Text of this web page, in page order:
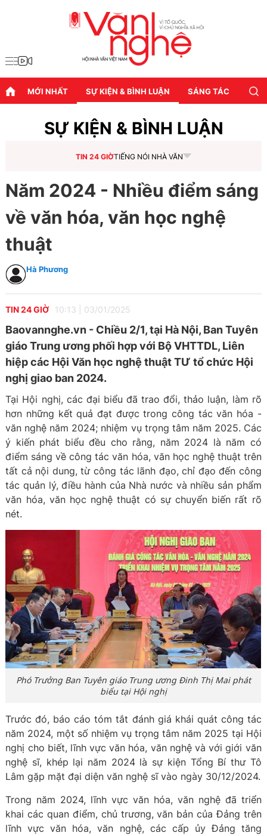
MỚI NHẤT SỰ KIỆN & BÌNH LUẬN SÁNG TÁC
SỰ KIỆN & BÌNH LUẬN
TIN 24 GIỜTIẾNG NÓI NHÀ VĂN
Năm 2024 - Nhiều điểm sáng
về văn hóa, văn học nghệ
thuật
Hà Phương
TIN 24 GIỜ 10:13 03/01/2025
Baovannghe.vn - Chiều 2/1, tại Hà Nội, Ban Tuyên
giáo Trung ương phối hợp với Bộ VHTTDL, Liên
hiệp các Hội Văn học nghệ thuật TƯ tổ chức Hội
nghị giao ban 2024.
Tại Hội nghị, các đại biểu đã trao đổi, thảo luận, làm rõ
hơn những kết quả đạt được trong công tác văn hóa -
văn nghệ năm 2024; nhiệm vụ trọng tâm năm 2025. Các
ý kiến phát biểu đều cho rằng, năm 2024 là năm có
điểm sáng về công tác văn hóa, văn học nghệ thuật trên
tất cả nội dung, từ công tác lãnh đạo, chỉ đạo đến công
tác quản lý, điều hành của Nhà nước và nhiều sản phẩm
văn hóa, văn học nghệ thuật có sự chuyển biến rất rõ
nét.
Phó Trưởng Ban Tuyên giáo Trung ương Đinh Thị Mai phát
biểu tại Hội nghị
Trước đó, báo cáo tóm tắt đánh giá khái quát công tác
năm 2024, một số nhiệm vụ trọng tâm năm 2025 tại Hội
nghị cho biết, lĩnh vực văn hóa, văn nghệ và với giới văn
nghệ sĩ, khép lại năm 2024 là sự kiện Tổng Bí thư Tô
Lâm gặp mặt đại diện văn nghệ sĩ vào ngày 30/12/2024.
Trong năm 2024, lĩnh vực văn hóa, văn nghệ đã triển
khai các quan điểm, chủ trương, văn bản của Đảng trên
lĩnh vực văn hóa, văn nghệ, các cấp ủy Đảng tăng